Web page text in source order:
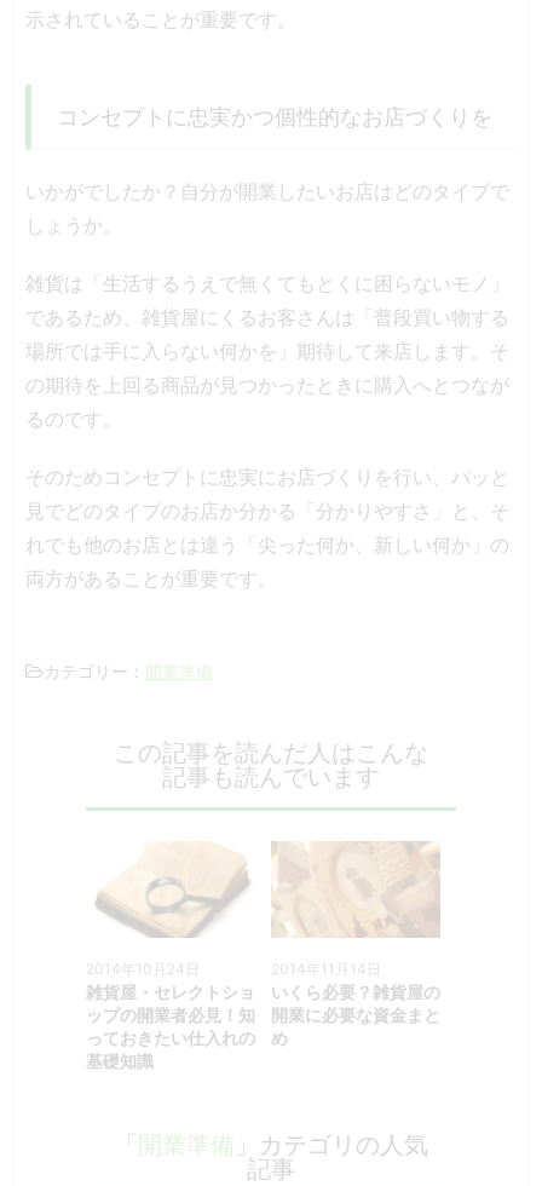
示されていることが重要です。
コンセプトに忠実かつ個性的なお店づくりを
いかがでしたか？自分が開業したいお店はどのタイプで
しょうか。
雑貨は「生活するうえで無くてもとくに困らないモノ」
であるため、雑貨屋にくるお客さんは「普段買い物する
場所では手に入らない何かを」期待して来店します。そ
の期待を上回る商品が見つかったときに購入へとつなが
るのです。
そのためコンセプトに忠実にお店づくりを行い、パッと
見でどのタイプのお店か分かる「分かりやすさ」と、そ
れでも他のお店とは違う「尖った何か、新しい何か」の
両方があることが重要です。
カテゴリー： 開業準備
この記事を読んだ人はこんな
記事も読んでいます
2014年10月24日
雑貨屋・セレクトショ
ップの開業者必見！知
っておきたい仕入れの
基礎知識
2014年11月14日
いくら必要？雑貨屋の
開業に必要な資金まと
め
「 開業準備 」カテゴリの人気
記事